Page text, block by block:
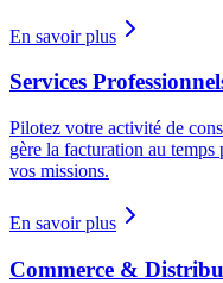
En savoir plus
Services
Pilotez votre activité de
gère la facturation au
vos missions.
En savoir plus
Commerce &